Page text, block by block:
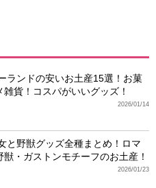
ランドの安いお土産15選！お菓
貨！コスパがいいグッズ！
2026/01/14
と野獣グッズ全種まとめ！ロマ
・ガストンモチーフのお土産！
2026/01/23